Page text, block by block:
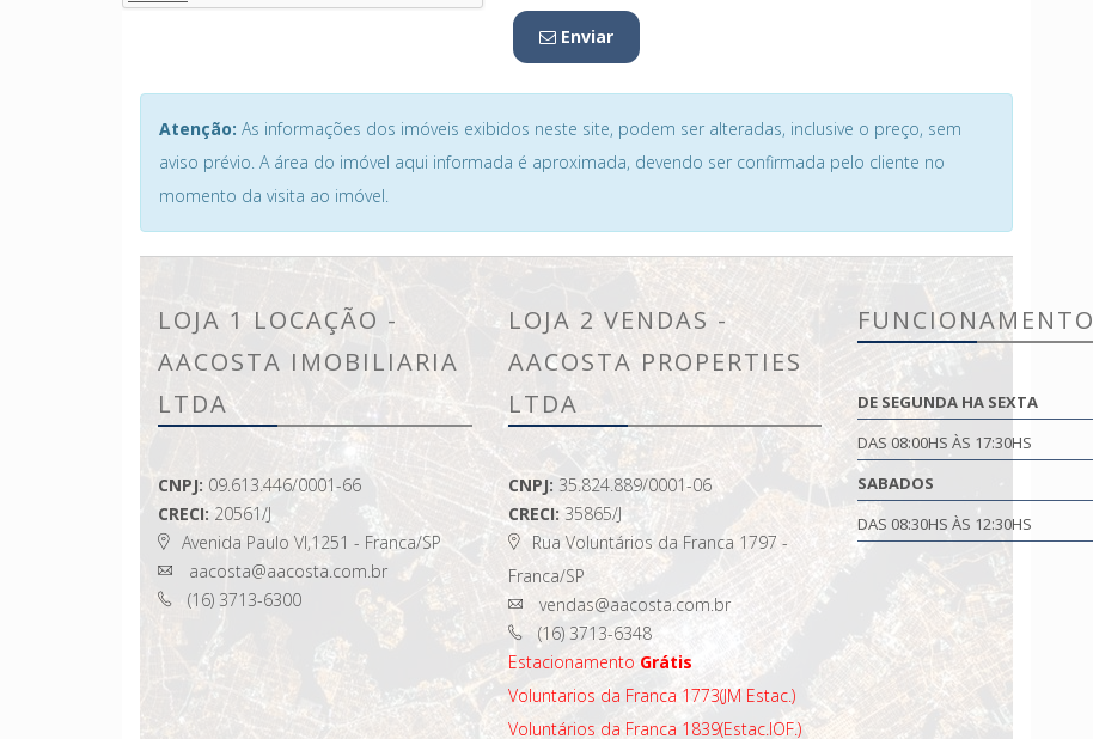
Enviar
Atenção: As informações dos imóveis exibidos neste site, podem ser alteradas, inclusive o preço, sem
aviso prévio. A área do imóvel aqui informada é aproximada, devendo ser confirmada pelo cliente no
momento da visita ao imóvel.
LOJA 1 LOCAÇÃO -
AACOSTA IMOBILIARIA
LTDA
CNPJ: 09.613.446/0001-66
CRECI: 20561/J
Avenida Paulo VI,1251 - Franca/SP
aacosta@aacosta.com.br
(16) 3713-6300
LOJA 2 VENDAS -
AACOSTA PROPERTIES
LTDA
CNPJ: 35.824.889/0001-06
CRECI: 35865/J
Rua Voluntários da Franca 1797 -
Franca/SP
vendas@aacosta.com.br
(16) 3713-6348
Estacionamento Grátis
Voluntarios da Franca 1773(JM Estac.)
Voluntários da Franca 1839(Estac.IOF.)
FUNCIONAMENTO
DE SEGUNDA HA SEXTA
DAS 08:00HS ÀS 17:30HS
SABADOS
DAS 08:30HS ÀS 12:30HS